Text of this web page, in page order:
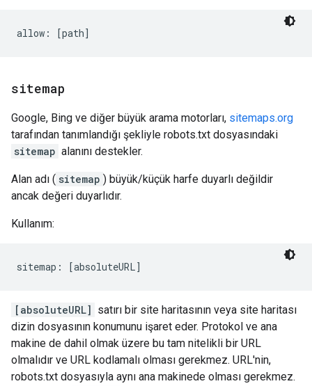
sitemap
Google, Bing ve diğer büyük arama motorları, sitemaps.org
tarafından tanımlandığı şekliyle robots.txt dosyasındaki
sitemap alanını destekler.
Alan adı ( sitemap ) büyük/küçük harfe duyarlı değildir
ancak değeri duyarlıdır.
Kullanım:
sitemap: [absoluteURL]
[absoluteURL] satırı bir site haritasının veya site haritası
dizin dosyasının konumunu işaret eder. Protokol ve ana
makine de dahil olmak üzere bu tam nitelikli bir URL
olmalıdır ve URL kodlamalı olması gerekmez. URL'nin,
robots.txt dosyasıyla aynı ana makinede olması gerekmez.